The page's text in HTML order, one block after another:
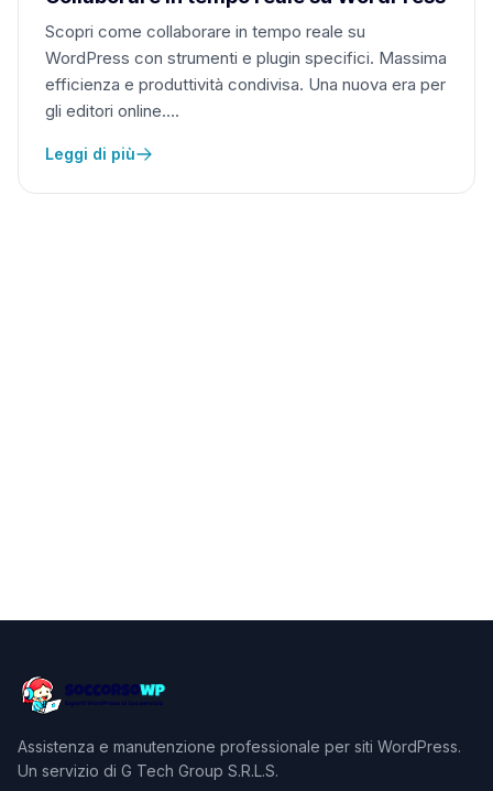
Scopri come collaborare in tempo reale su
WordPress con strumenti e plugin specifici. Massima
efficienza e produttività condivisa. Una nuova era per
gli editori online….
Leggi di più
Assistenza e manutenzione professionale per siti WordPress.
Un servizio di G Tech Group S.R.L.S.